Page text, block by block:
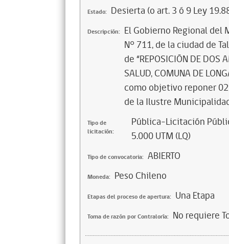
Estado: Desierta (o art. 3 ó 9 Ley
Descripción: El Gobierno Regional del
N° 711, de la ciudad de
de “REPOSICIÓN DE DOS
SALUD, COMUNA DE
como objetivo reponer
de la Ilustre
Tipo de
licitación:
Pública-Licitación
5.000 UTM (LQ)
Tipo de convocatoria: ABIERTO
Moneda: Peso Chileno
Etapas del proceso de apertura: Una Etapa
Toma de razón por Contraloría: No requiere